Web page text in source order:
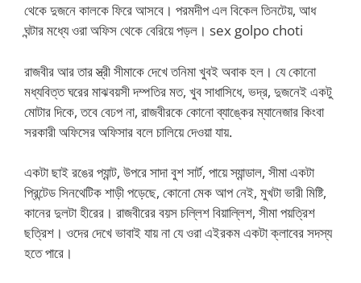
থেকে দুজনে কালকে ফিরে আসবে। পরমদীপ এল বিকেল তিনটেয়, আধ
ঘন্টার মধ্যে ওরা অফিস থেকে বেরিয়ে পড়ল। sex golpo choti
রাজবীর আর তার স্ত্রী সীমাকে দেখে তনিমা খুবই অবাক হল। যে কোনো
মধ্যবিত্ত ঘরের মাঝবয়সী দম্পতির মত, খুব সাধাসিধে, ভদ্র, দুজনেই একটু
মোটার দিকে, তবে বেঢপ না, রাজবীরকে কোনো ব্যাঙ্কের ম্যানেজার কিংবা
সরকারী অফিসের অফিসার বলে চালিয়ে দেওয়া যায়.
একটা ছাই রঙের প্যান্ট, উপরে সাদা বুশ সার্ট, পায়ে স্যান্ডাল, সীমা একটা
প্রিন্টেড সিনথেটিক শাড়ী পড়েছে, কোনো মেক আপ নেই, মুখটা ভারী মিষ্টি,
কানের দুলটা হীরের। রাজবীরের বয়স চল্লিশ বিয়াল্লিশ, সীমা পয়ত্রিশ
ছত্রিশ। ওদের দেখে ভাবাই যায় না যে ওরা এইরকম একটা ক্লাবের সদস্য
হতে পারে।